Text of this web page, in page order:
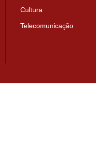
Cultura
Telecomunicação